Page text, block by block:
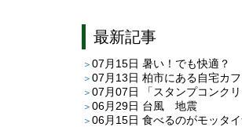
最新記事
07月15日 暑い！でも快適？
07月13日 柏市にある自宅カフェ「café C＆T」さ
07月07日
「スタンプコンクリート」と「平田タイルのピエド
06月29日 台風 地震
06月15日 食べるのがモッタイ